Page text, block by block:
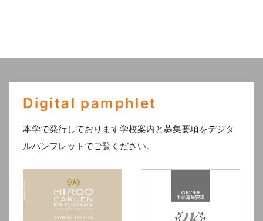
Digital pamphlet
本学で発行しております学校案内と募集要項をデジタ
ルパンフレットでご覧ください。